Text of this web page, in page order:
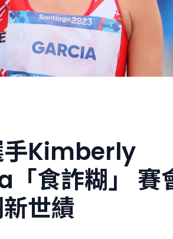
手Kimberly
食詐糊」 賽
世績